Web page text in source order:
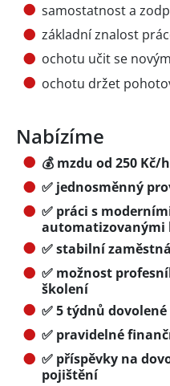
samostatnost a
základní znalost
ochotu učit se
ochotu držet
Nabízíme
💰 mzdu od 250 Kč/
✅ jednosměnný
✅ práci s
automatizovanými
✅ stabilní
✅ možnost
školení
✅ 5 týdnů dovolené
✅ pravidelné
✅ příspěvky na
pojištění